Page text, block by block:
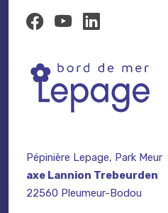
Pépinière Lepage, Park Meur
axe Lannion Trebeurden
22560 Pleumeur-Bodou